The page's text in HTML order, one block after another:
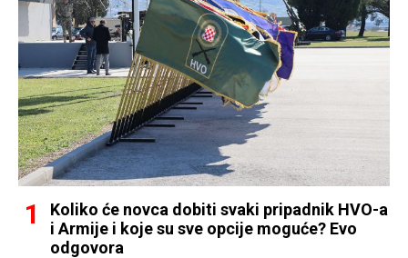
Koliko će novca dobiti svaki pripadnik HVO-a
i Armije i koje su sve opcije moguće? Evo
odgovora